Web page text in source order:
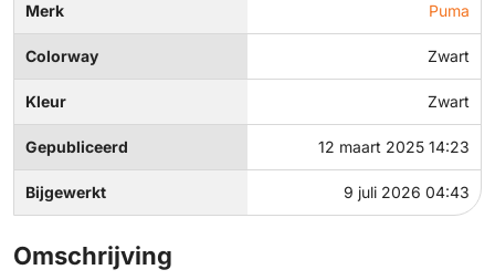
Merk Puma
Colorway Zwart
Kleur Zwart
Gepubliceerd 12 maart 2025 14:23
Bijgewerkt 9 juli 2026 04:43
Omschrijving